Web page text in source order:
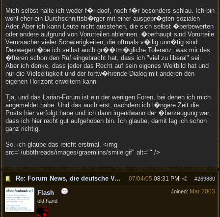
Mich selbst halte ich weder f�r doof, noch f�r besonders schlau. Ich bin
wohl eher ein Durchschnittsb�rger mit einer ausgepr�gten sozialen
Ader. Aber ich kann Leute nicht ausstehen, die sich selbst �berbewerten
oder andere aufgrund von Vorurteilen ablehnen. �berhaupt sind Vorurteile
Verursacher vieler Schwierigkeiten, die oftmals v�llig unn�tig sind.
Deswegen �be ich selbst auch gr��tm�gliche Toleranz, was mir des
�fteren schon den Ruf eingebracht hat, dass ich "viel zu liberal" sei.
Aber ich denke, dass jeder das Recht auf sein eigenes Weltbild hat und
nur die Vielseitigkeit und der fortw�hrende Dialog mit anderen den
eigenen Horizont erweitern kann
Tja, und das Larian-Forum ist ein der wenigen Foren, bei denen ich mich
angemeldet habe. Und das auch erst, nachdem ich l�ngere Zeit die
Posts hier verfolgt habe und ich dann irgendwann der �berzeugung war,
dass ich hier recht gut aufgehoben bin. Ich glaube, damit lag ich schon
ganz richtig.
So, ich glaube das reicht erstmal. <img
src="/ubbthreads/images/graemlins/smile.gif" alt="" />
Re: Forum News, die deutsche Version. #269880
07/04/05 08:31 PM
Joined: Mar 2003
Flash
old hand